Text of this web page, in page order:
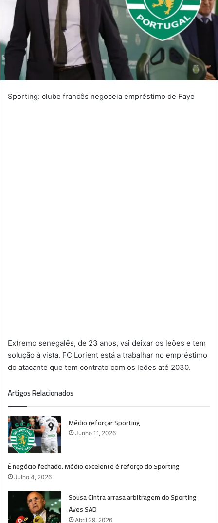
Sporting: clube francês negoceia empréstimo de Faye
Extremo senegalês, de 23 anos, vai deixar os leões e tem
solução à vista. FC Lorient está a trabalhar no empréstimo
do atacante que tem contrato com os leões até 2030.
Artigos Relacionados
Médio reforçar Sporting
Junho 11, 2026
É negócio fechado. Médio excelente é reforço do Sporting
Julho 4, 2026
Sousa Cintra arrasa arbitragem do Sporting
Aves SAD
Abril 29, 2026